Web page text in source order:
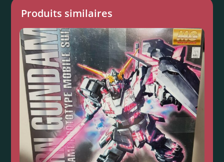
Produits similaires